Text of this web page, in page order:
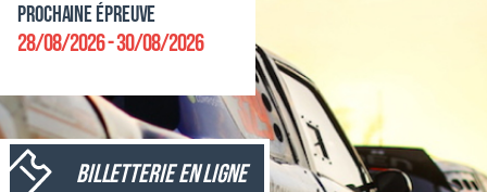
Prochaine épreuve
28/08/2026 - 30/08/2026
Billetterie en ligne